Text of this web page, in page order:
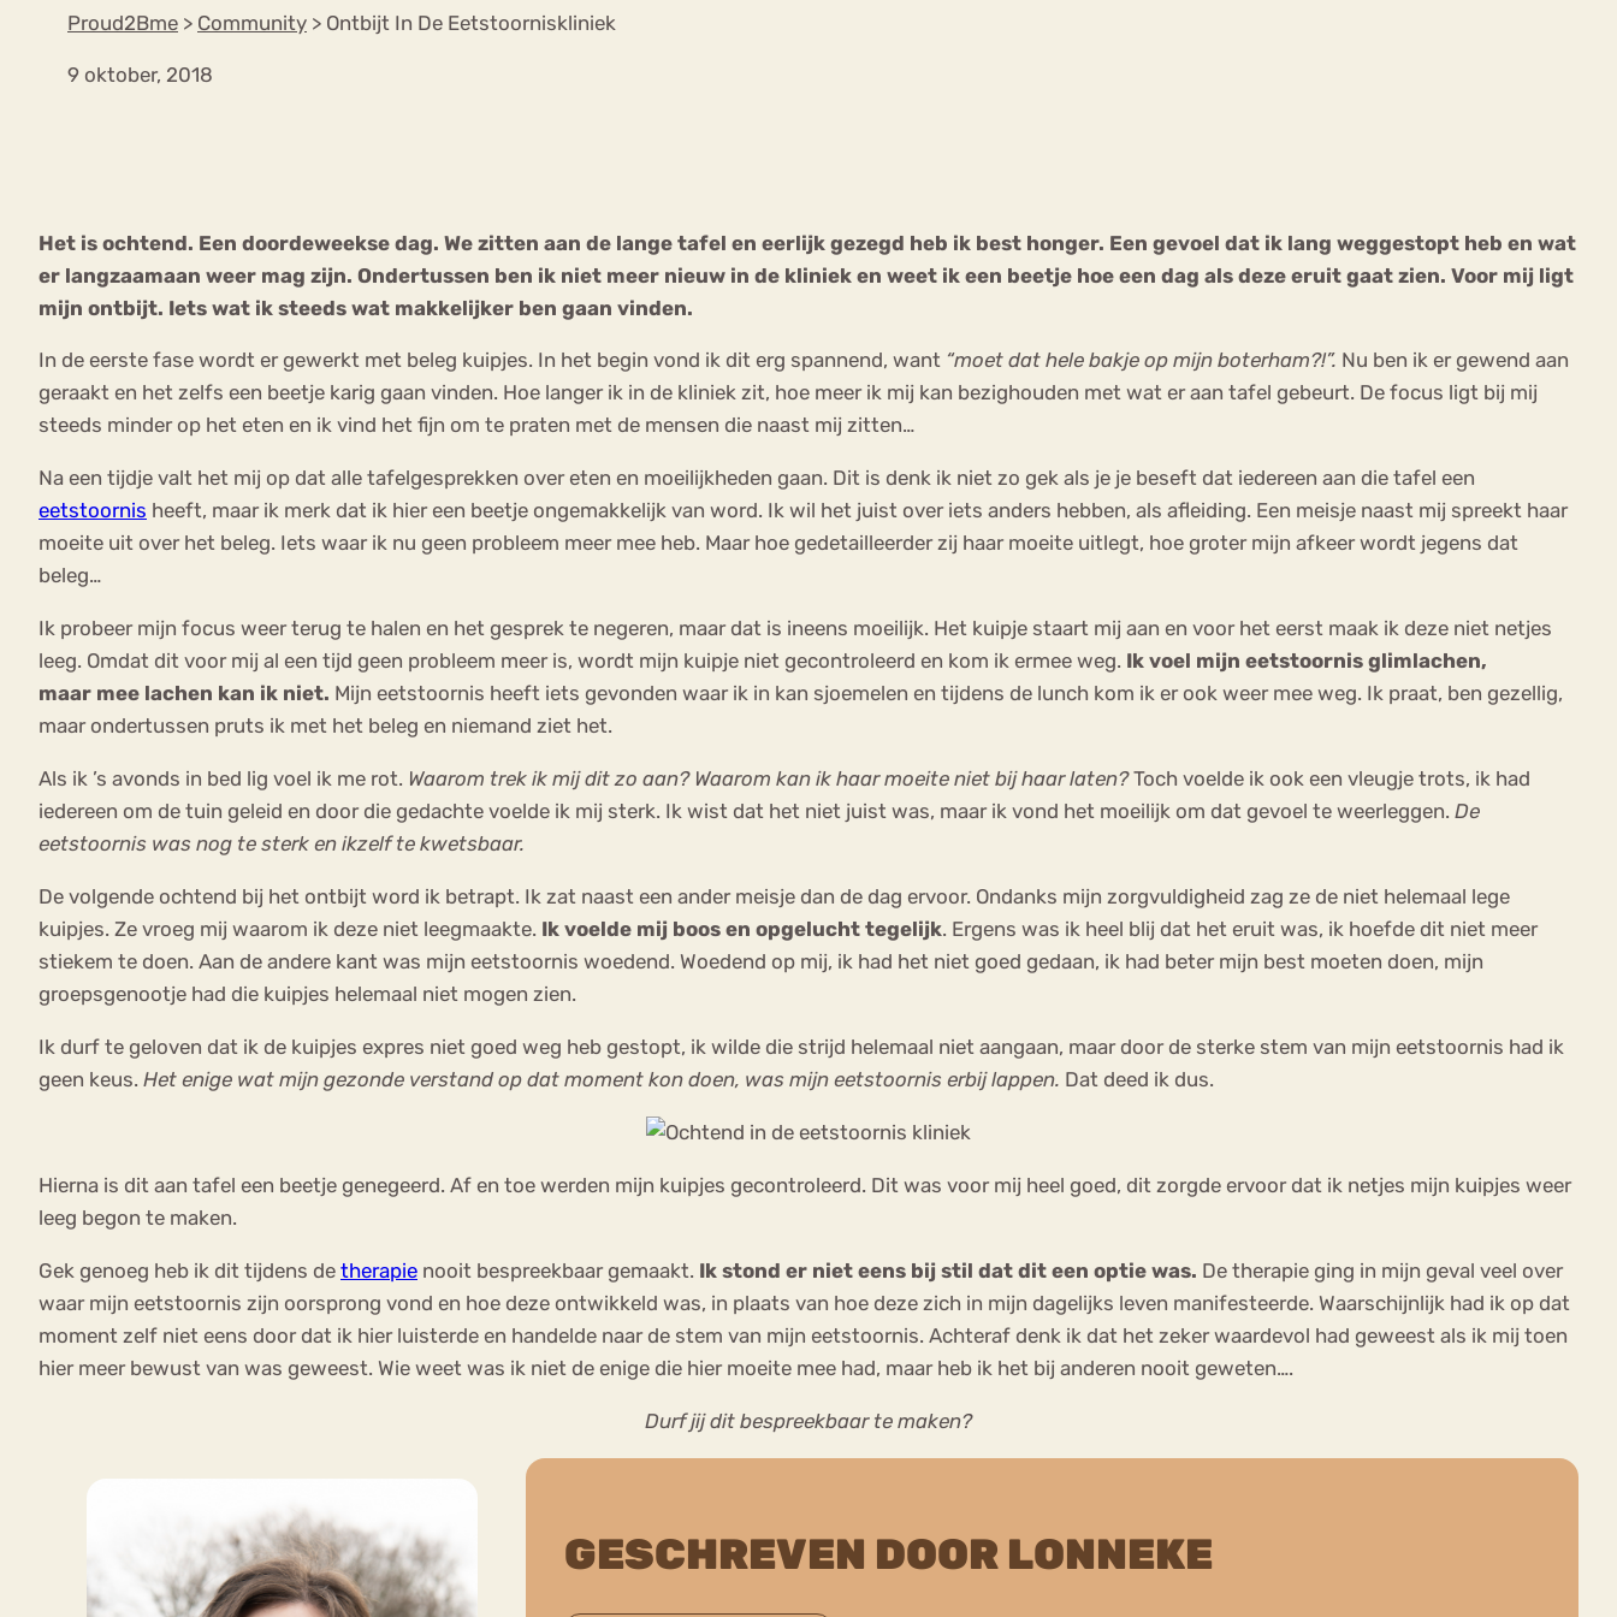
Proud2Bme > Community > Ontbijt In De Eetstoorniskliniek
9 oktober, 2018
Het is ochtend. Een doordeweekse dag. We zitten aan de lange tafel en eerlijk gezegd heb ik best honger. Een gevoel dat ik lang weggestopt heb en wat
er langzaamaan weer mag zijn. Ondertussen ben ik niet meer nieuw in de kliniek en weet ik een beetje hoe een dag als deze eruit gaat zien. Voor mij ligt
mijn ontbijt. Iets wat ik steeds wat makkelijker ben gaan vinden.
In de eerste fase wordt er gewerkt met beleg kuipjes. In het begin vond ik dit erg spannend, want “moet dat hele bakje op mijn boterham?!”. Nu ben ik er gewend aan
geraakt en het zelfs een beetje karig gaan vinden. Hoe langer ik in de kliniek zit, hoe meer ik mij kan bezighouden met wat er aan tafel gebeurt. De focus ligt bij mij
steeds minder op het eten en ik vind het fijn om te praten met de mensen die naast mij zitten…
Na een tijdje valt het mij op dat alle tafelgesprekken over eten en moeilijkheden gaan. Dit is denk ik niet zo gek als je je beseft dat iedereen aan die tafel een
eetstoornis heeft, maar ik merk dat ik hier een beetje ongemakkelijk van word. Ik wil het juist over iets anders hebben, als afleiding. Een meisje naast mij spreekt haar
moeite uit over het beleg. Iets waar ik nu geen probleem meer mee heb. Maar hoe gedetailleerder zij haar moeite uitlegt, hoe groter mijn afkeer wordt jegens dat
beleg…
Ik probeer mijn focus weer terug te halen en het gesprek te negeren, maar dat is ineens moeilijk. Het kuipje staart mij aan en voor het eerst maak ik deze niet netjes
leeg. Omdat dit voor mij al een tijd geen probleem meer is, wordt mijn kuipje niet gecontroleerd en kom ik ermee weg. Ik voel mijn eetstoornis glimlachen,
maar mee lachen kan ik niet. Mijn eetstoornis heeft iets gevonden waar ik in kan sjoemelen en tijdens de lunch kom ik er ook weer mee weg. Ik praat, ben gezellig,
maar ondertussen pruts ik met het beleg en niemand ziet het.
Als ik ’s avonds in bed lig voel ik me rot. Waarom trek ik mij dit zo aan? Waarom kan ik haar moeite niet bij haar laten?Toch voelde ik ook een vleugje trots, ik had
iedereen om de tuin geleid en door die gedachte voelde ik mij sterk. Ik wist dat het niet juist was, maar ik vond het moeilijk om dat gevoel te weerleggen. De
eetstoornis was nog te sterk en ikzelf te kwetsbaar.
De volgende ochtend bij het ontbijt word ik betrapt. Ik zat naast een ander meisje dan de dag ervoor. Ondanks mijn zorgvuldigheid zag ze de niet helemaal lege
kuipjes. Ze vroeg mij waarom ik deze niet leegmaakte. Ik voelde mij boos en opgelucht tegelijk. Ergens was ik heel blij dat het eruit was, ik hoefde dit niet meer
stiekem te doen. Aan de andere kant was mijn eetstoornis woedend. Woedend op mij, ik had het niet goed gedaan, ik had beter mijn best moeten doen, mijn
groepsgenootje had die kuipjes helemaal niet mogen zien.
Ik durf te geloven dat ik de kuipjes expres niet goed weg heb gestopt, ik wilde die strijd helemaal niet aangaan, maar door de sterke stem van mijn eetstoornis had ik
geen keus. Het enige wat mijn gezonde verstand op dat moment kon doen, was mijn eetstoornis erbij lappen. Dat deed ik dus.
Hierna is dit aan tafel een beetje genegeerd. Af en toe werden mijn kuipjes gecontroleerd. Dit was voor mij heel goed, dit zorgde ervoor dat ik netjes mijn kuipjes weer
leeg begon te maken.
Gek genoeg heb ik dit tijdens de therapie nooit bespreekbaar gemaakt. Ik stond er niet eens bij stil dat dit een optie was. De therapie ging in mijn geval veel over
waar mijn eetstoornis zijn oorsprong vond en hoe deze ontwikkeld was, in plaats van hoe deze zich in mijn dagelijks leven manifesteerde. Waarschijnlijk had ik op dat
moment zelf niet eens door dat ik hier luisterde en handelde naar de stem van mijn eetstoornis. Achteraf denk ik dat het zeker waardevol had geweest als ik mij toen
hier meer bewust van was geweest. Wie weet was ik niet de enige die hier moeite mee had, maar heb ik het bij anderen nooit geweten….
Durf jij dit bespreekbaar te maken?
GESCHREVEN DOOR LONNEKE
Orthorexia
Afvallen Angst